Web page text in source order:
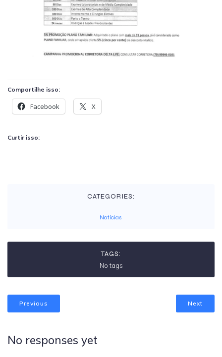
Compartilhe isso:
Facebook X
Curtir isso:
CATEGORIES:
Notícias
TAGS:
No tags
Previous Next
No responses yet